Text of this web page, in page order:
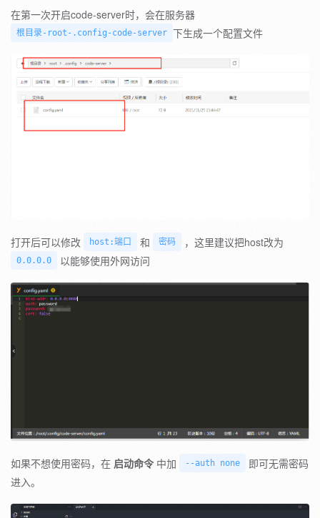
在第一次开启code-server时，会在服务器
根目录-root-.config-code-server 下生成一个配置文件
打开后可以修改 host:端口 和 密码 ，这里建议把host改为
0.0.0.0 以能够使用外网访问
如果不想使用密码，在 启动命令 中加 --auth none
即可无需密码
进入。